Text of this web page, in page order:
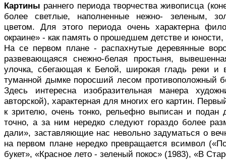
Картины раннего периода творчества живописца
более светлые, наполненные нежно- зеленым,
цветом. Для этого периода очень характерна
окраине» - как память о прошедшем детстве и
На се первом плане - распахнутые деревянные
развевающаяся снежно-белая простыня,
улочка, сбегающая к Белой, широкая гладь реки и
туманной дымке по­росший лесом противоположный
Здесь интересна изо­бразительная манера
авторской), характерная для многих его картин.
к зрителю, очень тонко, рельефно выписан и подан
точно, а за ним нередко сле­дуют гораздо более
дали», заставляющие нас невольно задуматься о
на первом плане нередко превращается всимвол
букет», «Красное лето - зеленый покос» (1983), «В